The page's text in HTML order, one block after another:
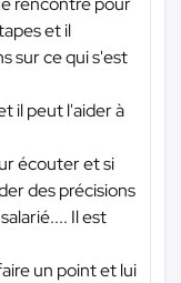
et il
sur ce qui s'est
il peut l'aider à
écouter et si
des précisions
Il est
un point et lui